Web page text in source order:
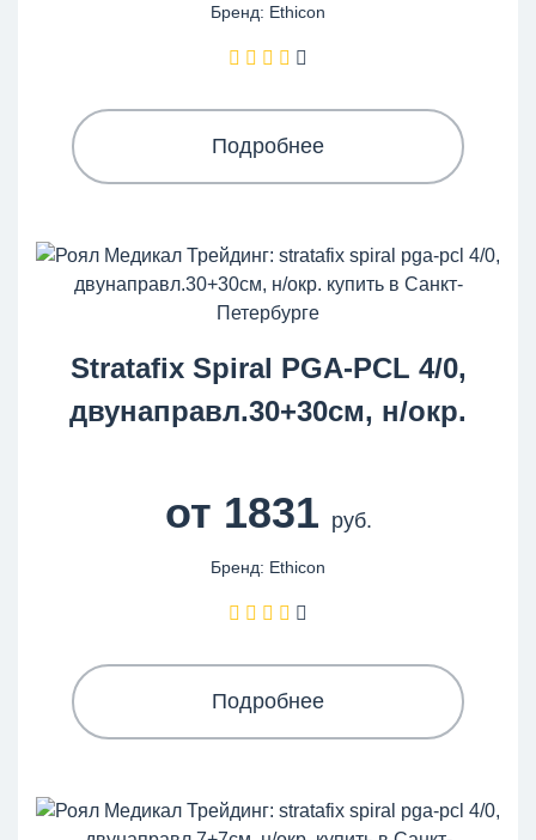
Бренд: Ethicon
Подробнее
Stratafix Spiral PGA-PCL 4/0,
двунаправл.30+30см, н/окр.
от 1831 руб.
Бренд: Ethicon
Подробнее